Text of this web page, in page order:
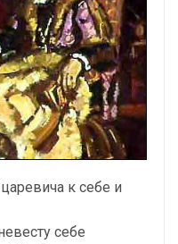
к себе и
себе